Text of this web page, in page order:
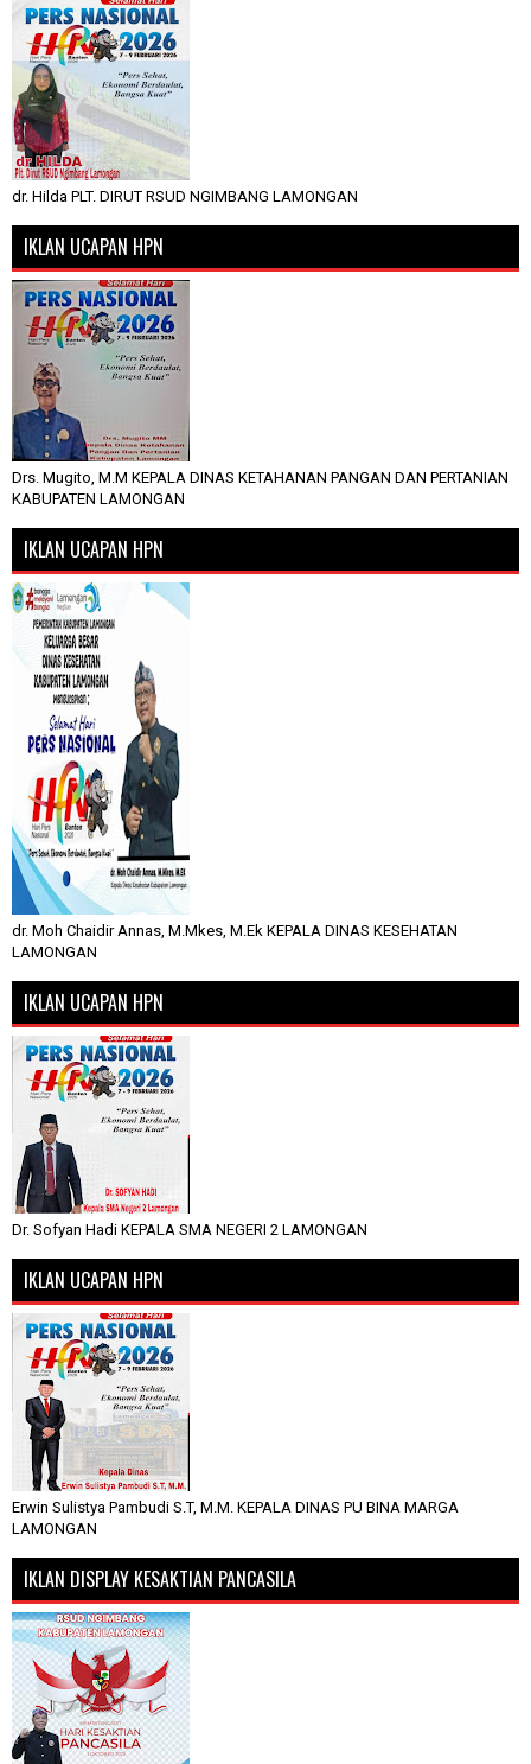
dr. Hilda PLT. DIRUT RSUD NGIMBANG LAMONGAN
IKLAN UCAPAN HPN
Drs. Mugito, M.M KEPALA DINAS KETAHANAN PANGAN DAN PERTANIAN
KABUPATEN LAMONGAN
IKLAN UCAPAN HPN
dr. Moh Chaidir Annas, M.Mkes, M.Ek KEPALA DINAS KESEHATAN
LAMONGAN
IKLAN UCAPAN HPN
Dr. Sofyan Hadi KEPALA SMA NEGERI 2 LAMONGAN
IKLAN UCAPAN HPN
Erwin Sulistya Pambudi S.T, M.M. KEPALA DINAS PU BINA MARGA
LAMONGAN
IKLAN DISPLAY KESAKTIAN PANCASILA